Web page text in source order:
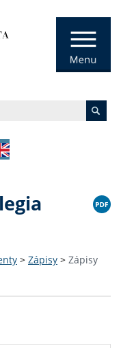
> Zápisy > Zápisy